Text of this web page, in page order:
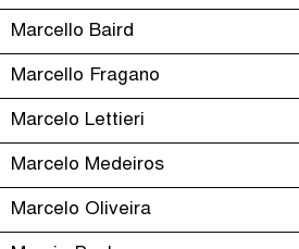
Marcello Baird
Marcello Fragano
Marcelo Lettieri
Marcelo Medeiros
Marcelo Oliveira